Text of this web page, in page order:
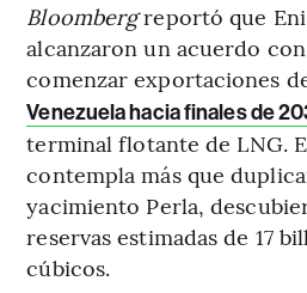
Bloombergreportó que
alcanzaron un acuerdo
comenzar exportaciones
Venezuela hacia finales de
terminal flotante de LNG.
contempla más que
yacimiento Perla,
reservas estimadas de 17
cúbicos.